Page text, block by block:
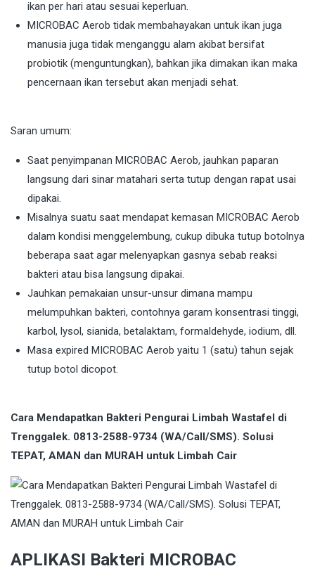
ikan per hari atau sesuai keperluan.
MICROBAC Aerob tidak membahayakan untuk ikan juga
manusia juga tidak menganggu alam akibat bersifat
probiotik (menguntungkan), bahkan jika dimakan ikan maka
pencernaan ikan tersebut akan menjadi sehat.
Saran umum:
Saat penyimpanan MICROBAC Aerob, jauhkan paparan
langsung dari sinar matahari serta tutup dengan rapat usai
dipakai.
Misalnya suatu saat mendapat kemasan MICROBAC Aerob
dalam kondisi menggelembung, cukup dibuka tutup botolnya
beberapa saat agar melenyapkan gasnya sebab reaksi
bakteri atau bisa langsung dipakai.
Jauhkan pemakaian unsur-unsur dimana mampu
melumpuhkan bakteri, contohnya garam konsentrasi tinggi,
karbol, lysol, sianida, betalaktam, formaldehyde, iodium, dll.
Masa expired MICROBAC Aerob yaitu 1 (satu) tahun sejak
tutup botol dicopot.
Cara Mendapatkan Bakteri Pengurai Limbah Wastafel di
Trenggalek. 0813-2588-9734 (WA/Call/SMS). Solusi
TEPAT, AMAN dan MURAH untuk Limbah Cair
APLIKASI Bakteri MICROBAC